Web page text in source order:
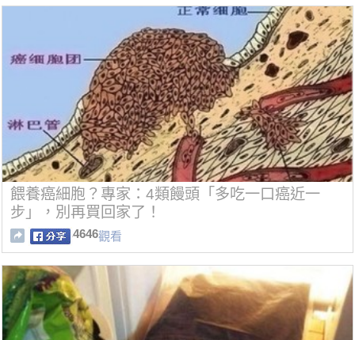
餵養癌細胞？專家：4類饅頭「多吃一口癌近一
步」，別再買回家了！
4646觀看